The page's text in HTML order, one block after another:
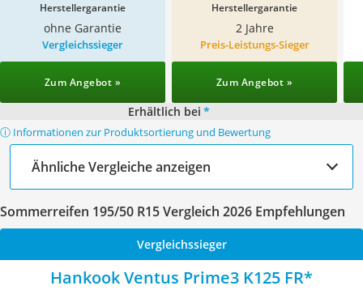
Herstellergarantie
ohne Garantie
Herstellergarantie
2 Jahre
Vergleichssieger
Zum Angebot »
Preis-Leistungs-Sieger
Zum Angebot »
Erhältlich bei *
ⓘ Informationen zur Produktsortierung und Bewertung
Ähnliche Vergleiche anzeigen
Sommerreifen 195/50 R15 Vergleich 2026 Empfehlungen
Vergleichssieger
Hankook Ventus Prime3 K125 FR